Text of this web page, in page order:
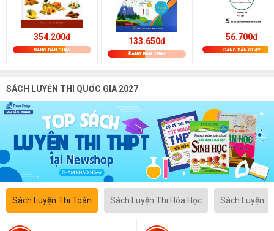
354.200đ
ĐANG BÁN CHẠY
133.650đ
ĐANG BÁN CHẠY
56.700đ
ĐANG BÁN CHẠY
SÁCH LUYỆN THI QUỐC GIA 2027
Sách Luyện Thi Toán Sách Luyện Thi Hóa Học Sách Luyện